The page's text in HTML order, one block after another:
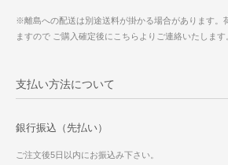
※離島への配送は別途送料が掛かる場合があります。
ますので ご購入確定後にこちらよりご連絡いたします
支払い方法について
銀行振込（先払い）
ご注文後5日以内にお振込み下さい。